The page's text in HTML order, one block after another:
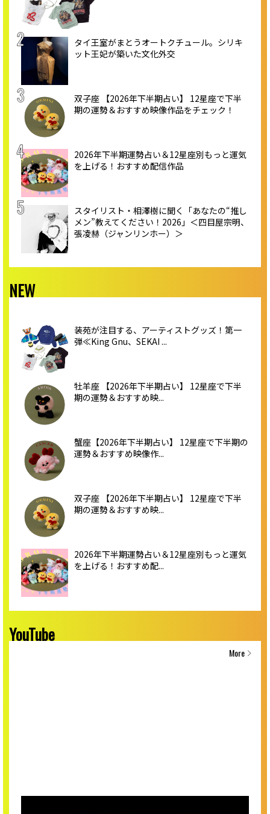
タイ王室がまとうオートクチュール。シリキ
ット王妃が築いた文化外交
双子座 【2026年下半期占い】 12星座で下半
期の運勢＆おすすめ映像作品をチェック！
2026年下半期運勢占い＆12星座別もっと運気
を上げる！おすすめ配信作品
スタイリスト・相澤樹に聞く「あなたの“推し
メン”教えてください！2026」＜四目屋宗明、
張凌赫（ジャンリンホー）＞
NEW
装苑が注目する、アーティストグッズ！第一
弾≪King Gnu、SEKAI ...
牡羊座 【2026年下半期占い】 12星座で下半
期の運勢＆おすすめ映...
蟹座【2026年下半期占い】 12星座で下半期の
運勢＆おすすめ映像作...
双子座 【2026年下半期占い】 12星座で下半
期の運勢＆おすすめ映...
2026年下半期運勢占い＆12星座別もっと運気
を上げる！おすすめ配...
YouTube
More